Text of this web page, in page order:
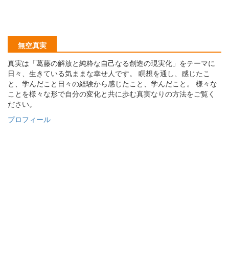
無空真実
真実は「葛藤の解放と純粋な自己なる創造の現実化」をテーマに
日々、生きている気ままな幸せ人です。 瞑想を通し、感じたこ
と、学んだこと日々の経験から感じたこと、学んだこと。 様々な
ことを様々な形で自分の変化と共に歩む真実なりの方法をご覧く
ださい。
プロフィール